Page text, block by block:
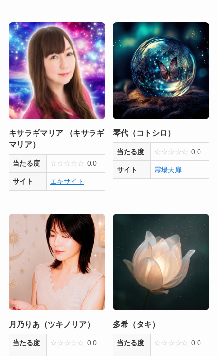
キサラギマリア （キサラギ
マリア）
当たる度 ☆ ☆ ☆ ☆ ☆ 0.0
サイト エキサイト
琴代（コトシロ）
当たる度 ☆ ☆ ☆ ☆ ☆ 0.0
サイト 霊場天扉
月乃りあ（ツキノリア）
当たる度 ☆ ☆ ☆ ☆ ☆ 0.0
多希（タキ）
当たる度 ☆ ☆ ☆ ☆ ☆ 0.0